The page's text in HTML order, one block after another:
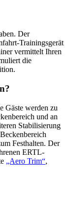
Der
Trainingsgerät
vermittelt Ihren
die
Gäste werden zu
und an
Stabilisierung
Festhalten. Der
ERTL-
„Aero Trim“,